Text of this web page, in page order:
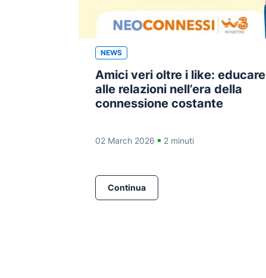
NEWS
Amici veri oltre i like: educare
alle relazioni nell’era della
connessione costante
02 March 2026 2 minuti
Continua